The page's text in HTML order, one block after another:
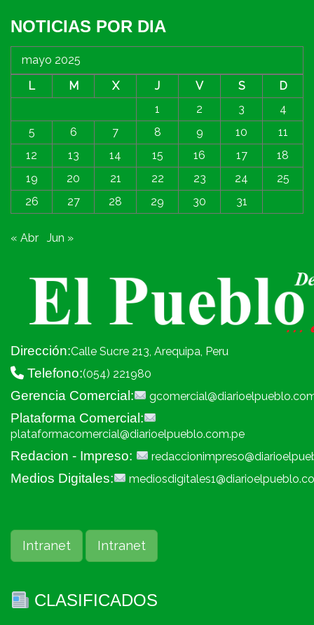
NOTICIAS POR DIA
mayo 2025
L
M X J V S
D
1
2 3
4
5
6 7 8 9 10
11
12
13 14 15 16 17
18
19
20 21 22 23 24
25
26
27 28 29 30 31
« Abr Jun »
Dirección:Calle Sucre 213, Arequipa, Peru
Telefono:(054) 221980
Gerencia Comercial:
Plataforma Comercial:
plataformacomercial@diarioelpueblo.com.pe
Redacion - Impreso:
Medios Digitales:
Intranet Intranet
CLASIFICADOS